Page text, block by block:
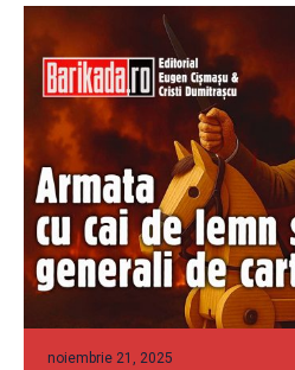
noiembrie 21, 2025